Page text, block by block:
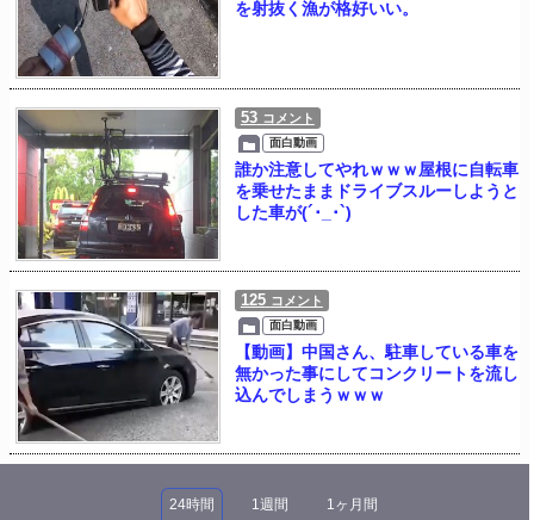
を射抜く漁が格好いい。
53 コメント
面白動画
誰か注意してやれｗｗｗ屋根に自転車
を乗せたままドライブスルーしようと
した車が(´･_･`)
125 コメント
面白動画
【動画】中国さん、駐車している車を
無かった事にしてコンクリートを流し
込んでしまうｗｗｗ
24時間 1週間 1ヶ月間